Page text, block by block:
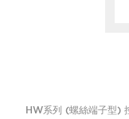
HW系列 (螺絲端子型)